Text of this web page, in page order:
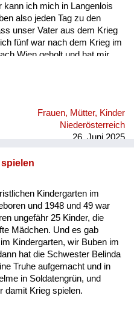
kann ich mich in Langenlois
also jeden Tag zu den
unser Vater aus dem Krieg
fünf war nach dem Krieg im
Wien geholt und hat mir
in all diesen
Das muss ich
Frauen, Mütter, Kinder
Niederösterreich
26. Juni 2025
Kindergarten im
und 1948 und 49 war
ungefähr 25 Kinder, die
Mädchen. Und es gab
Kindergarten, wir Buben im
hat die Schwester Belinda
Truhe aufgemacht und in
in Soldatengrün, und
damit Krieg spielen.